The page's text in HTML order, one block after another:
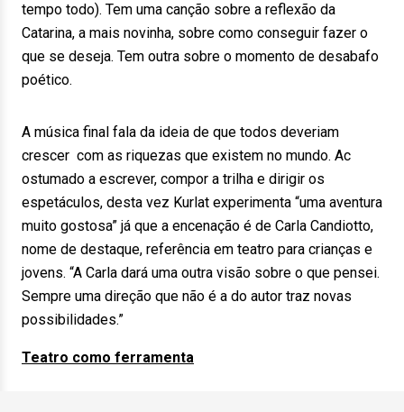
tempo todo). Tem uma canção sobre a reflexão da
Catarina, a mais novinha, sobre como conseguir fazer o
que se deseja. Tem outra sobre o momento de desabafo
poético.
A música final fala da ideia de que todos deveriam
crescer com as riquezas que existem no mundo. Ac
ostumado a escrever, compor a trilha e dirigir os
espetáculos, desta vez Kurlat experimenta “uma aventura
muito gostosa” já que a encenação é de Carla Candiotto,
nome de destaque, referência em teatro para crianças e
jovens. “A Carla dará uma outra visão sobre o que pensei.
Sempre uma direção que não é a do autor traz novas
possibilidades.”
Teatro como ferramenta